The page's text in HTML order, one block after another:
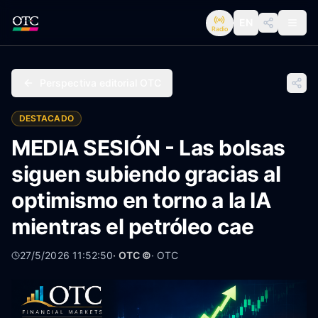
Radio
DESTACADO
MEDIA SESIÓN - Las bolsas
siguen subiendo gracias al
optimismo en torno a la IA
mientras el petróleo cae
27/5/2026 11:52:50· OTC ©· OTC